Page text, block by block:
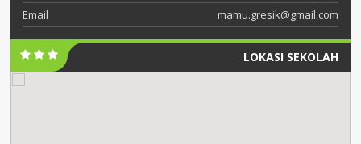
Email
mamu.gresik@gmail.com
LOKASI SEKOLAH